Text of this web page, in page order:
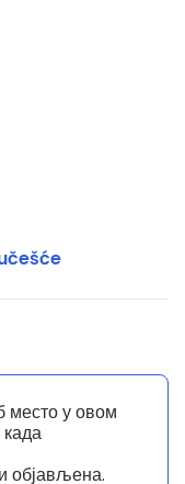
објављена.
место у овом